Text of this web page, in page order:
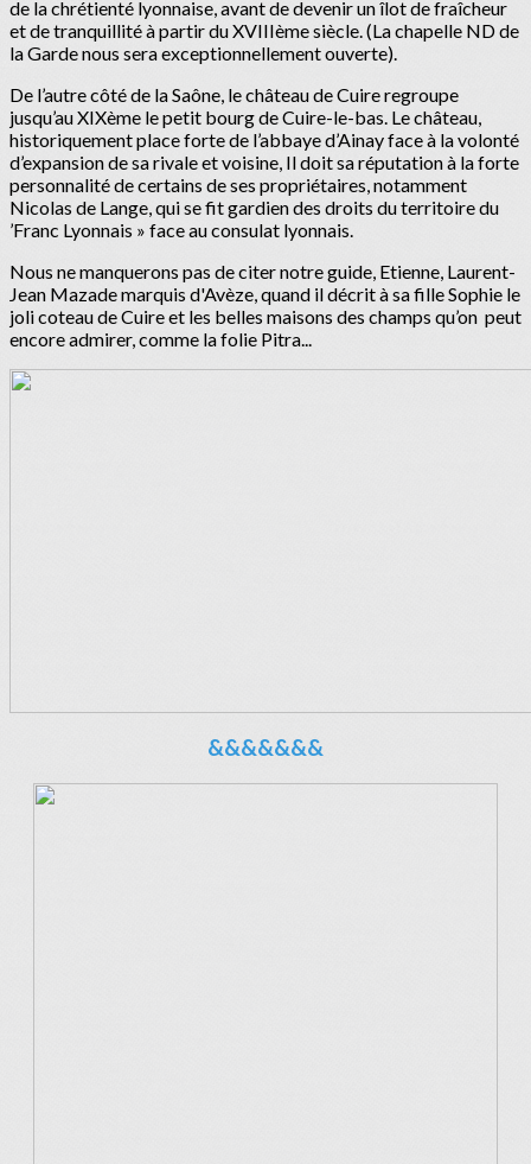
de la chrétienté lyonnaise, avant de devenir un îlot de fraîcheur
et de tranquillité à partir du XVIIIème siècle. (La chapelle ND de
la Garde nous sera exceptionnellement ouverte).
De l’autre côté de la Saône, le château de Cuire regroupe
jusqu’au XIXème le petit bourg de Cuire-le-bas. Le château,
historiquement place forte de l’abbaye d’Ainay face à la volonté
d’expansion de sa rivale et voisine, Il doit sa réputation à la forte
personnalité de certains de ses propriétaires, notamment
Nicolas de Lange, qui se fit gardien des droits du territoire du
’Franc Lyonnais » face au consulat lyonnais.
Nous ne manquerons pas de citer notre guide, Etienne, Laurent-
Jean Mazade marquis d'Avèze, quand il décrit à sa fille Sophie le
joli coteau de Cuire et les belles maisons des champs qu’on peut
encore admirer, comme la folie Pitra...
&&&&&&&